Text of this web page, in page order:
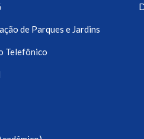
de Parques e Jardins
Telefônico